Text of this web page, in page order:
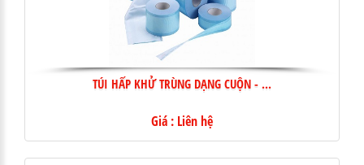
TÚI HẤP KHỬ TRÙNG DẠNG CUỘN - ...
Giá : Liên hệ